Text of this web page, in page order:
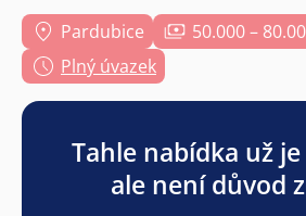
Pardubice
50.000 –
Plný úvazek
Tahle nabídka už
ale není důvod